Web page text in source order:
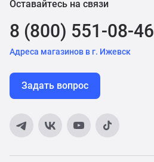
Оставайтесь на связи
8 (800) 551-08-46
Адреса магазинов в г. Ижевск
Задать вопрос